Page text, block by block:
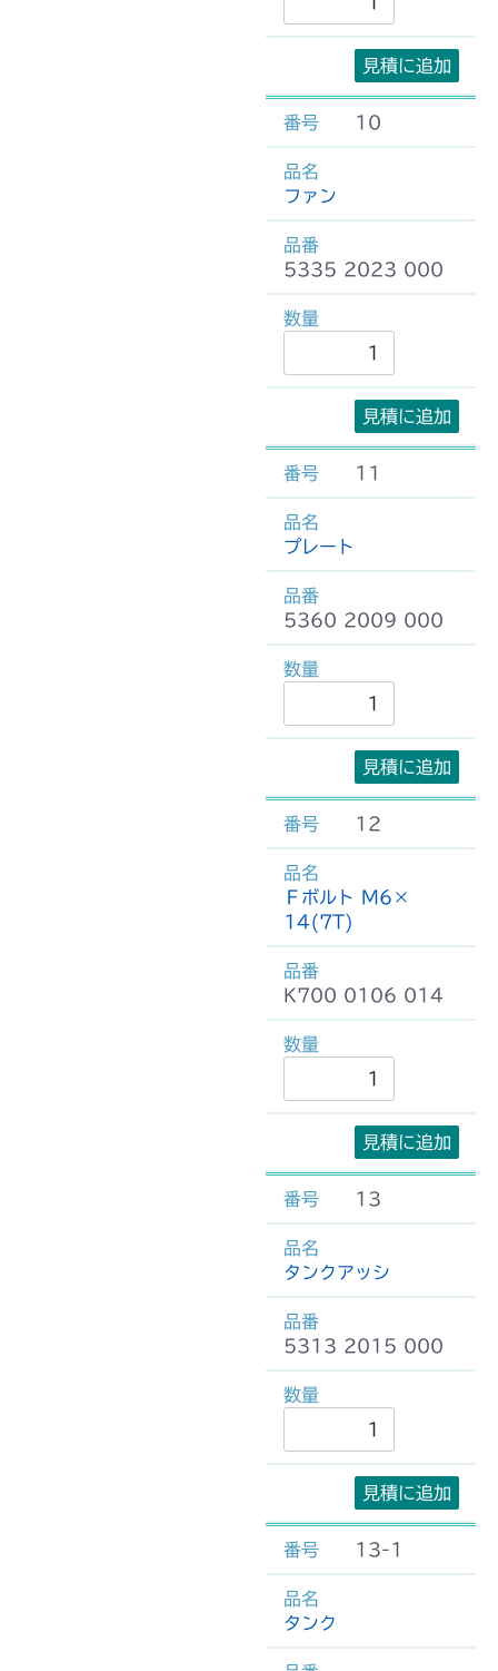
見積に追加
10
ファン
5335 2023 000
見積に追加
11
プレート
5360 2009 000
見積に追加
12
Ｆボルト M6×
14(7T)
K700 0106 014
見積に追加
13
タンクアッシ
5313 2015 000
見積に追加
13-1
タンク